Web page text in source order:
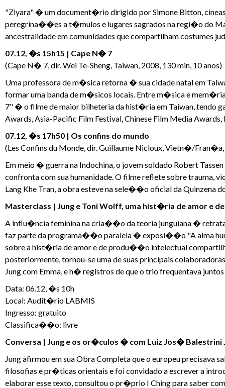
"Ziyara" � um document�rio dirigido por Simone Bitton,
peregrina��es a t�mulos e lugares sagrados na regi�o do
ancestralidade em comunidades que compartilham costumes
07.12, �s 15h15 | Cape N� 7
(Cape N� 7, dir. Wei Te-Sheng, Taiwan, 2008, 130 min, 10 anos)
Uma professora de m�sica retorna � sua cidade natal em
formar uma banda de m�sicos locais. Entre m�sica e
7" � o filme de maior bilheteria da hist�ria em Taiwan, tendo
Awards, Asia-Pacific Film Festival, Chinese Film Media
07.12, �s 17h50 | Os confins do mundo
(Les Confins du Monde, dir. Guillaume Nicloux, Vietn�/Fran�a,
Em meio � guerra na Indochina, o jovem soldado Robert
confronta com sua humanidade. O filme reflete sobre
Lang Khe Tran, a obra esteve na sele��o oficial da Quinzena
Masterclass | Jung e Toni Wolff, uma hist�ria de amor e
A influ�ncia feminina na cria��o da teoria junguiana �
faz parte da programa��o paralela � exposi��o "A alma
sobre a hist�ria de amor e de produ��o intelectual
posteriormente, tornou-se uma de suas principais
Jung com Emma, e h� registros de que o trio frequentava
Data: 06.12, �s 10h
Local: Audit�rio LABMIS
Ingresso: gratuito
Classifica��o: livre
Conversa | Jung e os or�culos � com Luiz Jos� Balestrini
Jung afirmou em sua Obra Completa que o europeu precisava
filosofias e pr�ticas orientais e foi convidado a escrever a
elaborar esse texto, consultou o pr�prio I Ching para saber